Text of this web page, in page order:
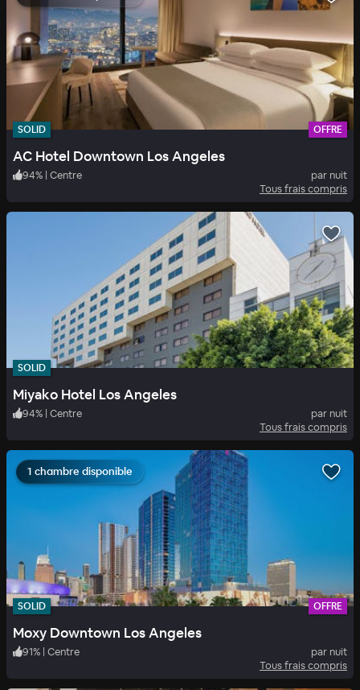
SOLID OFFRE
AC Hotel Downtown Los Angeles
94% | Centre
par nuit
Tous frais compris
SOLID
Miyako Hotel Los Angeles
94% | Centre
par nuit
Tous frais compris
1 chambre disponible
SOLID OFFRE
Moxy Downtown Los Angeles
91% | Centre
par nuit
Tous frais compris